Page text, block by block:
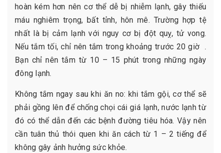
hoàn kém hơn nên cơ thể dễ bị nhiễm lạnh, gây thiếu
máu nghiêm trọng, bất tỉnh, hôn mê. Trường hợp tệ
nhất là bị cảm lạnh với nguy cơ bị đột quỵ, tử vong.
Nếu tắm tối, chỉ nên tắm trong khoảng trước 20 giờ .
Bạn chỉ nên tắm từ 10 – 15 phút trong những ngày
đông lạnh.
Không tắm ngay sau khi ăn no: khi tắm gội, cơ thể sẽ
phải gồng lên để chống chọi cái giá lạnh, nước lạnh từ
đó có thể dẫn đến các bệnh đường tiêu hóa. Vậy nên
cần tuân thủ thói quen khi ăn cách từ 1 – 2 tiếng để
không gây ảnh hưởng sức khỏe.